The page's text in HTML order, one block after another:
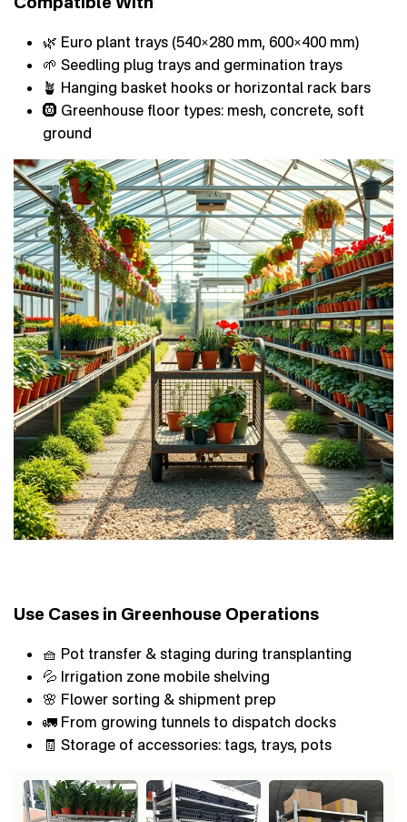
🌿 Euro plant trays (540×280 mm, 600×400 mm)
🌱 Seedling plug trays and germination trays
🪴 Hanging basket hooks or horizontal rack bars
🛞 Greenhouse floor types: mesh, concrete, soft
ground
Use Cases in Greenhouse Operations
🧺 Pot transfer & staging during transplanting
💦 Irrigation zone mobile shelving
🌸 Flower sorting & shipment prep
🚛 From growing tunnels to dispatch docks
🧾 Storage of accessories: tags, trays, pots